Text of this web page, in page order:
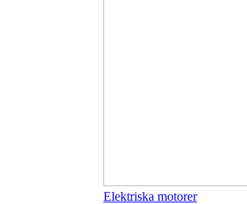
Elektriska motorer